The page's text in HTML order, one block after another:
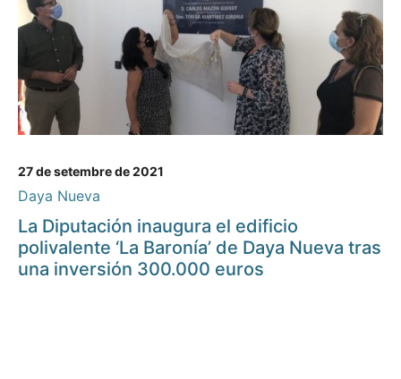
27 de setembre de 2021
Daya Nueva
La Diputación inaugura el edificio
polivalente ‘La Baronía’ de Daya Nueva tras
una inversión 300.000 euros